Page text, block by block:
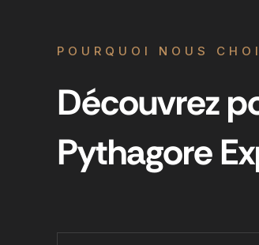
POURQUOI NOUS
Découvrez
Pythagore